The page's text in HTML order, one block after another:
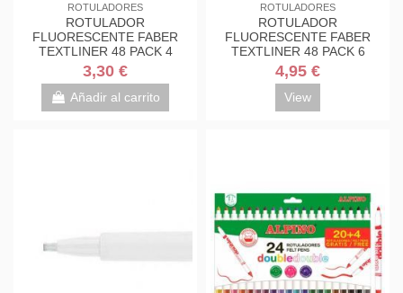
ROTULADORES
ROTULADOR
FLUORESCENTE FABER
TEXTLINER 48 PACK 4
3,30 €
Añadir al carrito
ROTULADORES
ROTULADOR
FLUORESCENTE FABER
TEXTLINER 48 PACK 6
4,95 €
View